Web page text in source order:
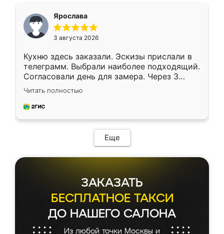
Ярослава
3 августа 2026
Кухню здесь заказали. Эскизы прислали в
телеграмм. Выбрали наиболее подходящий.
Согласовали день для замера. Через 3
недели кухня была уже готова. Остались
довольны работой. Спасибо Ренессанс
мебель за качественную работу!
Читать полностью
Еще
ЗАКАЗАТЬ
БЕСПЛАТНОЕ ТАКСИ
ДО НАШЕГО САЛОНА
Из любой точки Москвы и